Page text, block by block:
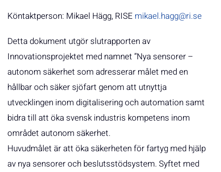
Köntaktperson: Mikael Hägg, RISE mikael.hagg@ri.se
Detta dokument utgör slutrapporten av
Innovationsprojektet med namnet ”Nya sensorer –
autonom säkerhet som adresserar målet med en
hållbar och säker sjöfart genom att utnyttja
utvecklingen inom digitalisering och automation samt
bidra till att öka svensk industris kompetens inom
området autonom säkerhet.
Huvudmålet är att öka säkerheten för fartyg med hjälp
av nya sensorer och beslutsstödsystem. Syftet med